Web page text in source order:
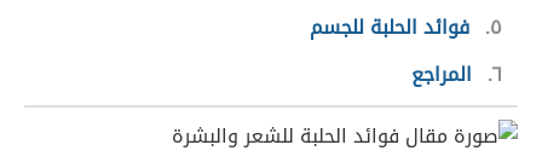
٥ فوائد الحلبة للجسم
٦ المراجع